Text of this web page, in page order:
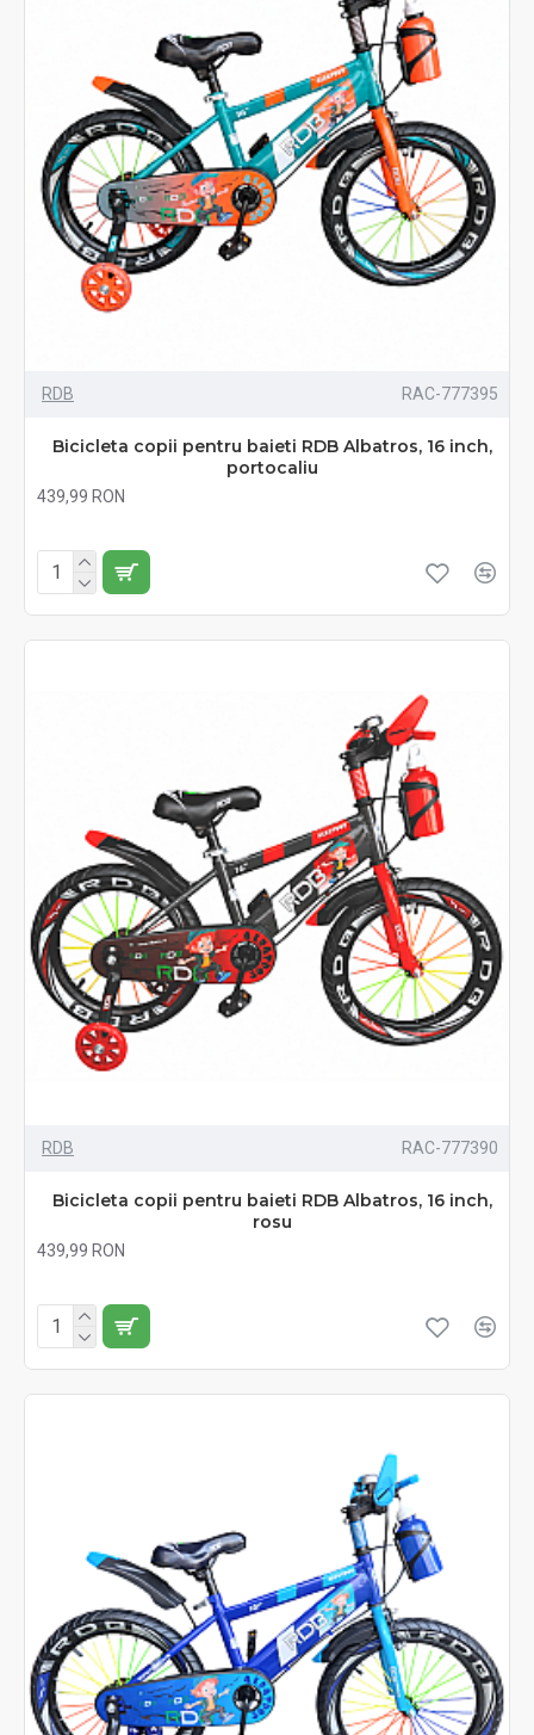
RDB RAC-777395
Bicicleta copii pentru baieti RDB Albatros, 16 inch,
portocaliu
439,99 RON
RDB RAC-777390
Bicicleta copii pentru baieti RDB Albatros, 16 inch,
rosu
439,99 RON